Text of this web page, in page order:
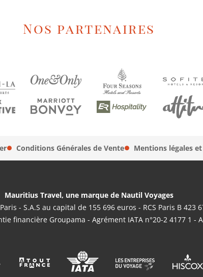
Nos partenaires
Conditions Générales de Vente Mentions légales
Mauritius Travel, une marque de Nautil Voyages
- S.A.S au capital de 155 696 euros - RCS Paris B 423
financière Groupama - Agrément IATA n°20-2 4177 1 -